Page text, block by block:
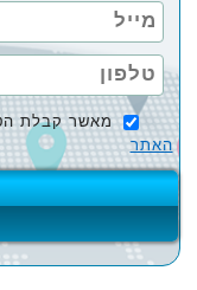
מאשר קבלת
האתר